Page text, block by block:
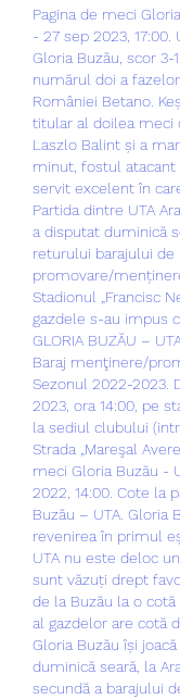
Pagina de meci
- 27 sep 2023, 17:00.
Gloria Buzău, scor 3-
numărul doi a
României Betano.
titular al doilea meci
Laszlo Balint și a
minut, fostul atacant
servit excelent în
Partida dintre UTA
a disputat duminică
returului barajului de
promovare/
Stadionul „Francisc
gazdele s-au impus
GLORIA BUZĂU –
Baraj menţinere/
Sezonul 2022-2023.
2023, ora 14:00, pe
la sediul clubului
Strada „Mareşal
meci Gloria Buzău -
2022, 14:00. Cote la
Buzău – UTA. Gloria
revenirea în primul
UTA nu este deloc
sunt văzuți drept
de la Buzău la o
al gazdelor are cotă
Gloria Buzău își
duminică seară, la
secundă a barajului